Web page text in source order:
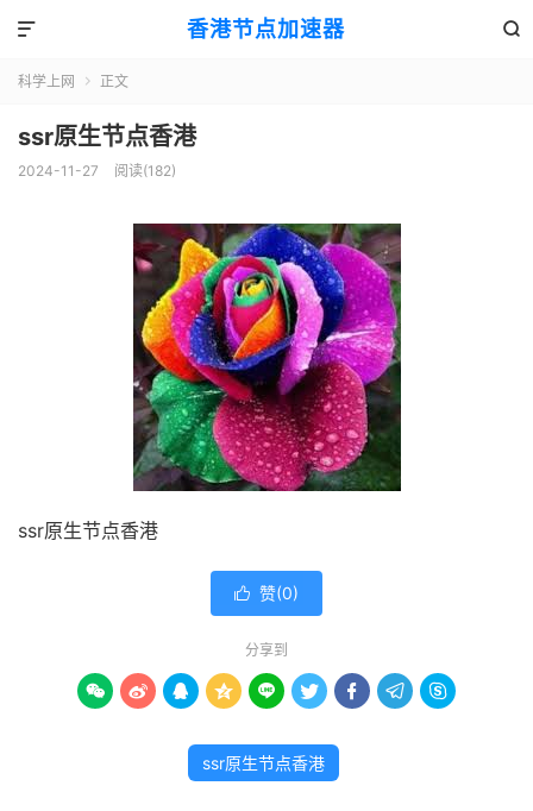
香港节点加速器 

科学上网  正文
ssr原生节点香港
2024-11-27 阅读(182)
ssr原生节点香港
 赞(0)
分享到
        
ssr原生节点香港